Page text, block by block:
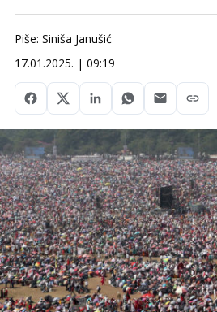
Piše: Siniša Janušić
17.01.2025. | 09:19